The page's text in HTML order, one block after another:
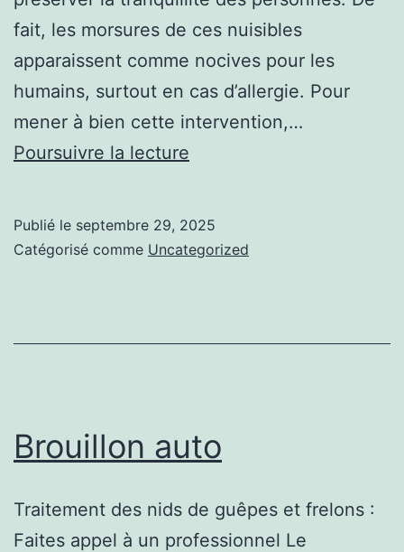
fait, les morsures de ces nuisibles
apparaissent comme nocives pour les
humains, surtout en cas d’allergie. Pour
mener à bien cette intervention,…
Poursuivre la lecture
Publié le septembre 29, 2025
Catégorisé comme Uncategorized
Brouillon auto
Traitement des nids de guêpes et frelons :
Faites appel à un professionnel Le